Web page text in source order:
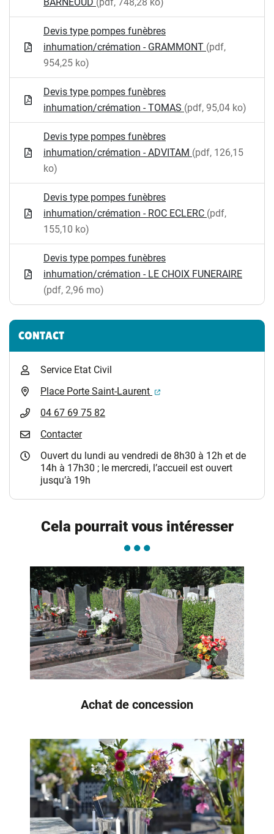
Devis type pompes funèbres
inhumation/crémation - GRAMMONT (pdf,
954,25 ko)
Devis type pompes funèbres
inhumation/crémation - TOMAS (pdf, 95,04 ko)
Devis type pompes funèbres
inhumation/crémation - ADVITAM (pdf, 126,15
ko)
Devis type pompes funèbres
inhumation/crémation - ROC ECLERC (pdf,
155,10 ko)
Devis type pompes funèbres
inhumation/crémation - LE CHOIX FUNERAIRE
(pdf, 2,96 mo)
CONTACT
Service Etat Civil
Place Porte Saint-Laurent
(ouverture dans un
04 67 69 75 82
Contacter
Ouvert du lundi au vendredi de 8h30 à 12h et de
14h à 17h30 ; le mercredi, l’accueil est ouvert
jusqu’à 19h
Cela pourrait vous intéresser
Achat de concession